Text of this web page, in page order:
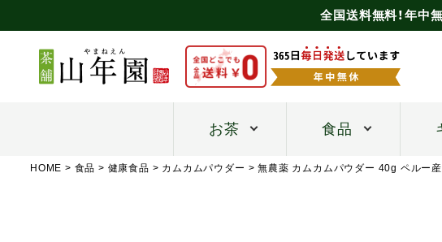
全国送料無料！年中
お茶 食品
HOME 食品 健康食品 カムカムパウダー 無農薬 カムカムパウダー 40g ペルー